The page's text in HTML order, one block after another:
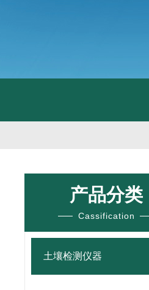
产品分类
Cassification
土壤检测仪器